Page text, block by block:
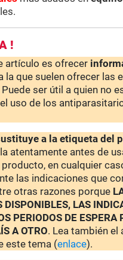
!
artículo es ofrecer
la que suelen ofrecer las
ser útil a quien no
uso de los
a la etiqueta del
atentamente antes de
en cualquier
las indicaciones que
otras razones porque
DISPONIBLES, LAS
PERIODOS DE ESPERA
A OTRO. Lea también el
este tema (enlace).